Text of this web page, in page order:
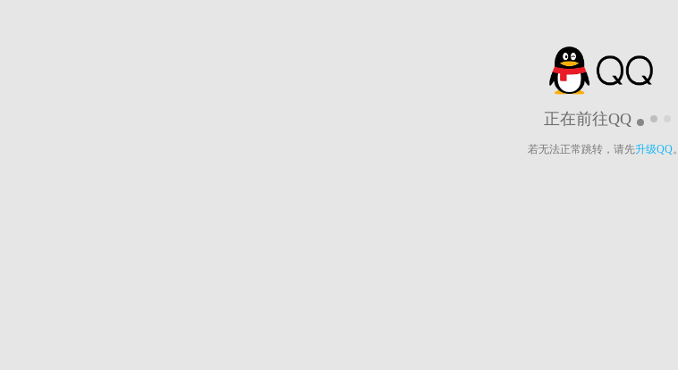
正在前往QQ
若无法正常跳转，请先升级QQ。